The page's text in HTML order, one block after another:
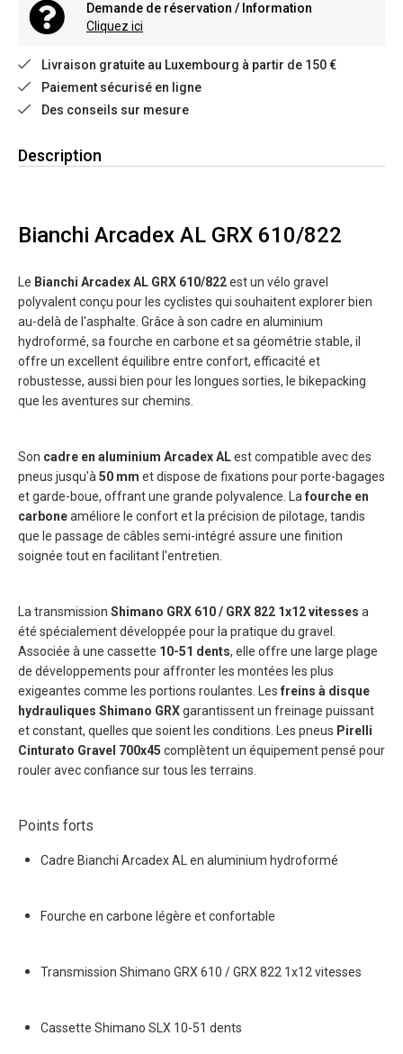
Demande de réservation / Information
Cliquez ici
Livraison gratuite au Luxembourg à partir de 150 €
Paiement sécurisé en ligne
Des conseils sur mesure
Description
Bianchi Arcadex AL GRX 610/822
Le Bianchi Arcadex AL GRX 610/822est un vélo gravel
polyvalent conçu pour les cyclistes qui souhaitent explorer bien
au-delà de l'asphalte. Grâce à son cadre en aluminium
hydroformé, sa fourche en carbone et sa géométrie stable, il
offre un excellent équilibre entre confort, efficacité et
robustesse, aussi bien pour les longues sorties, le bikepacking
que les aventures sur chemins.
Son cadre en aluminium Arcadex ALest compatible avec des
pneus jusqu'à 50 mm et dispose de fixations pour porte-bagages
et garde-boue, offrant une grande polyvalence. La fourche en
carboneaméliore le confort et la précision de pilotage, tandis
que le passage de câbles semi-intégré assure une finition
soignée tout en facilitant l'entretien.
La transmission Shimano GRX 610 / GRX 822 1x12 vitesses a
été spécialement développée pour la pratique du gravel.
Associée à une cassette 10-51 dents, elle offre une large plage
de développements pour affronter les montées les plus
exigeantes comme les portions roulantes. Les freins à disque
hydrauliques Shimano GRXgarantissent un freinage puissant
et constant, quelles que soient les conditions. Les pneus Pirelli
Cinturato Gravel 700x45 complètent un équipement pensé pour
rouler avec confiance sur tous les terrains.
Points forts
Cadre Bianchi Arcadex AL en aluminium hydroformé
Fourche en carbone légère et confortable
Transmission Shimano GRX 610 / GRX 822 1x12 vitesses
Cassette Shimano SLX 10-51 dents